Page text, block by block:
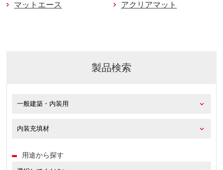
マットエース アクリアマット
製品検索
用途から探す